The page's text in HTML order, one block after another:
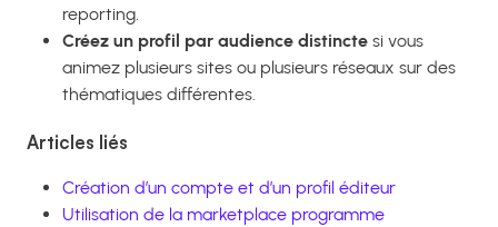
reporting.
Créez un profil par audience distincte si vous
animez plusieurs sites ou plusieurs réseaux sur des
thématiques différentes.
Articles liés
Création d’un compte et d’un profil éditeur
Utilisation de la marketplace programme